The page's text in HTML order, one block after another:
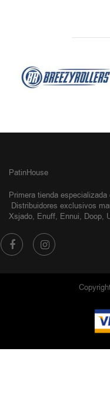
PatinHouse
Primera tienda
Distribuidores exclusivos
Xsjado, Enuff, Ennui, Doop,